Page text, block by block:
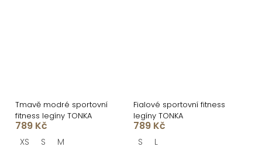
Tmavě modré sportovní
fitness legíny TONKA
789 Kč
XS S M
Fialové sportovní fitness
legíny TONKA
789 Kč
S L